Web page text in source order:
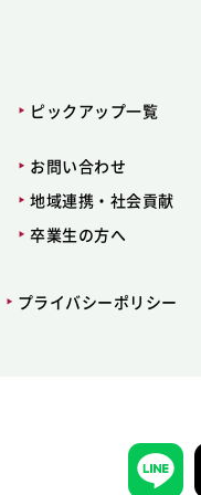
ピックアップ一覧
お問い合わせ
地域連携・社会貢献
卒業生の方へ
プライバシーポリシー